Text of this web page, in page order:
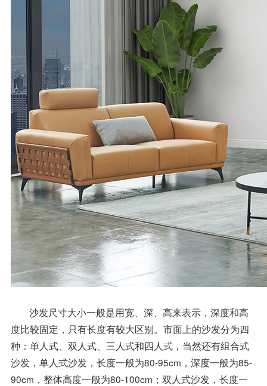
沙发尺寸大小一般是用宽、深、高来表示，深度和高
度比较固定，只有长度有较大区别。市面上的沙发分为四
种：单人式、双人式、三人式和四人式，当然还有组合式
沙发，单人式沙发，长度一般为80-95cm，深度一般为85-
90cm，整体高度一般为80-100cm；双人式沙发，长度一